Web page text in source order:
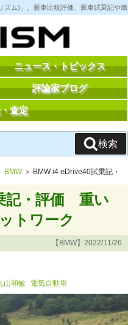
ム)」。新車比較評価、新車試乗記や
ニュース・トピックス
評論家ブログ
査定
検索
BMW＞ BMW i4 eDrive40試乗記・
記・評価 重い
トワーク
【BMW】2022/11/26
山和敏 電気自動車